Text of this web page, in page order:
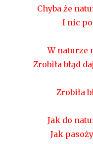
Chyba że
I nic
W naturze
Zrobiła błąd
Zrobiła
Jak do
Jak